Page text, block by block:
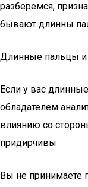
разберемся,
бывают длинны
Длинные пальцы и
Если у вас
обладателем
влиянию со
придирчивы
Вы не принимаете